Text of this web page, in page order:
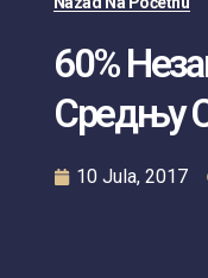
60%
Средњу
10 Jula, 2017